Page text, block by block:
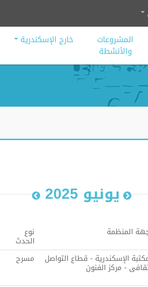
المشروعات
والأنشطة
خارج الإسكندرية
يونيو 2025
المنظمة نوع
الحدث
الإسكندرية - قطاع التواصل
- مركز الفنون
مسرح